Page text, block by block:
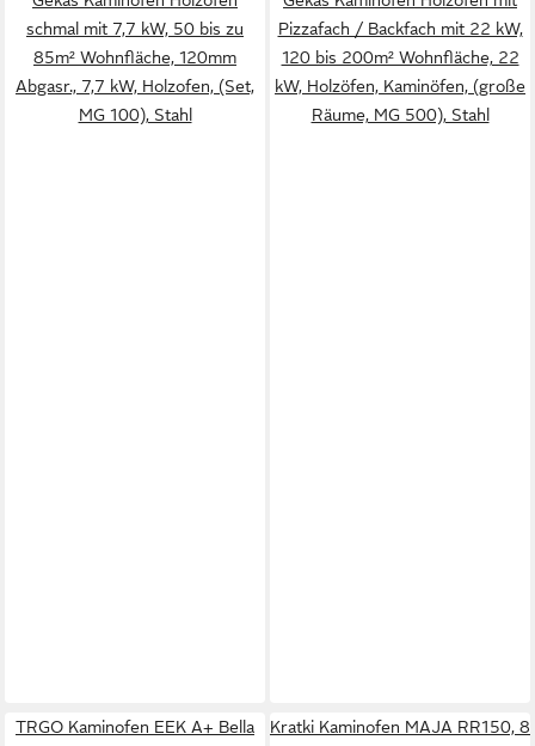
schmal mit 7,7 kW, 50 bis zu
85m² Wohnfläche, 120mm
Abgasr., 7,7 kW, Holzofen, (Set,
MG 100), Stahl
Pizzafach / Backfach mit 22 kW,
120 bis 200m² Wohnfläche, 22
kW, Holzöfen, Kaminöfen, (große
Räume, MG 500), Stahl
TRGO Kaminofen EEK A+ Bella
Kratki Kaminofen MAJA RR150, 8